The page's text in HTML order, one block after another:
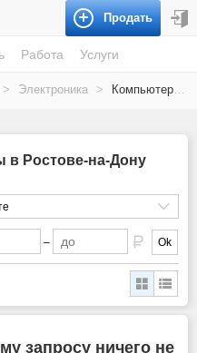
Продать
Работа Услуги
> Электроника > Компьютеры и планшеты
Ростове-на-Дону
– Ok
запросу ничего не